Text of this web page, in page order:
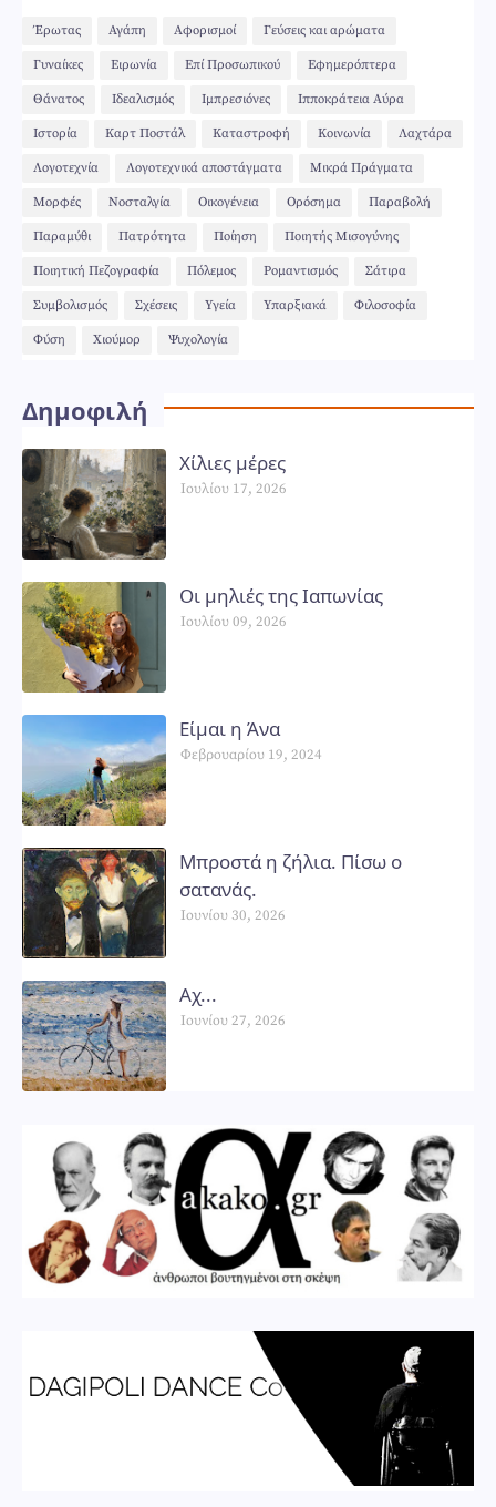
Έρωτας Αγάπη Αφορισμοί Γεύσεις και αρώματα
Γυναίκες Ειρωνία Επί Προσωπικού Εφημερόπτερα
Θάνατος Ιδεαλισμός Ιμπρεσιόνες Ιπποκράτεια Αύρα
Ιστορία Καρτ Ποστάλ Καταστροφή Κοινωνία Λαχτάρα
Λογοτεχνία Λογοτεχνικά αποστάγματα Μικρά Πράγματα
Μορφές Νοσταλγία Οικογένεια Ορόσημα Παραβολή
Παραμύθι Πατρότητα Ποίηση Ποιητής Μισογύνης
Ποιητική Πεζογραφία Πόλεμος Ρομαντισμός Σάτιρα
Συμβολισμός Σχέσεις Υγεία Υπαρξιακά Φιλοσοφία
Φύση Χιούμορ Ψυχολογία
Δημοφιλή
Χίλιες μέρες
Ιουλίου 17, 2026
Οι μηλιές της Ιαπωνίας
Ιουλίου 09, 2026
Είμαι η Άνα
Φεβρουαρίου 19, 2024
Μπροστά η ζήλια. Πίσω ο
σατανάς.
Ιουνίου 30, 2026
Αχ...
Ιουνίου 27, 2026